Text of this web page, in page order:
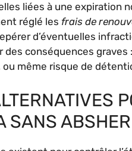
liées à une expiration
réglé les frais de
d’éventuelles
conséquences graves
même risque de
SANS ABSHER